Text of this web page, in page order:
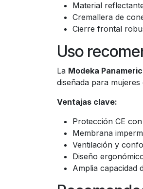
Protecciones YF
Material
Cremallera de
Cierre frontal
Uso
LaModeka
diseñada para mujeres
Ventajas clave:
Protección CE
Membrana
Ventilación y
Diseño
Amplia